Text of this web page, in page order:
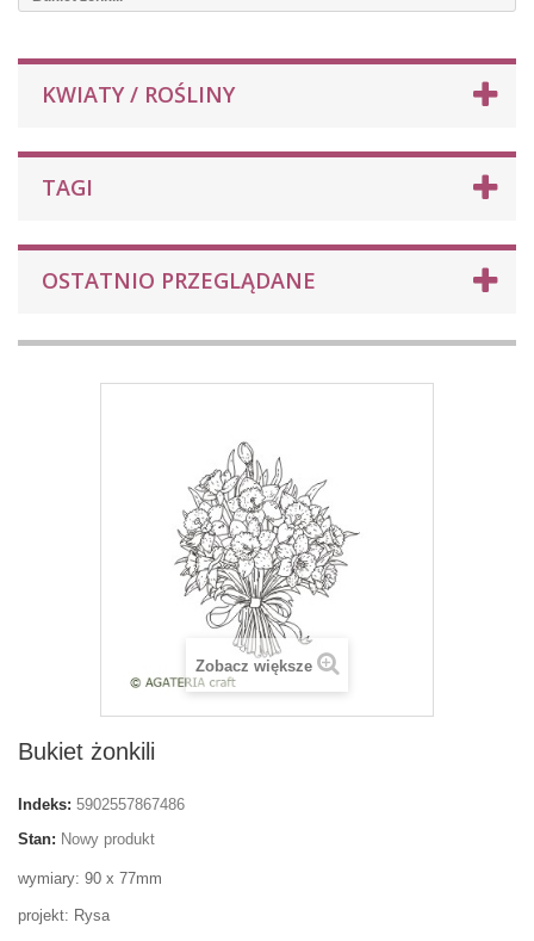
KWIATY / ROŚLINY
TAGI
OSTATNIO PRZEGLĄDANE
Zobacz większe
Bukiet żonkili
Indeks: 5902557867486
Stan: Nowy produkt
wymiary: 90 x 77mm
projekt: Rysa